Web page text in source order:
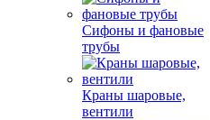
Сифоны и фановые
трубы
Краны шаровые,
вентили